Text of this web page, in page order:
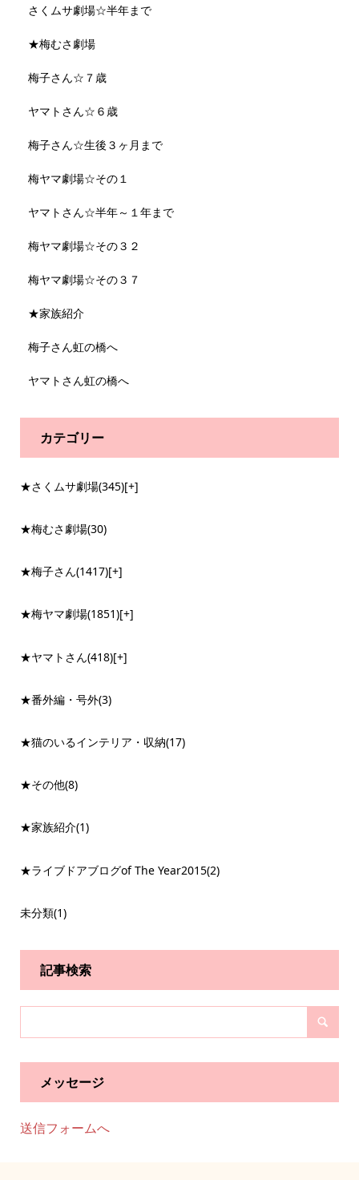
さくムサ劇場☆半年まで
★梅むさ劇場
梅子さん☆７歳
ヤマトさん☆６歳
梅子さん☆生後３ヶ月まで
梅ヤマ劇場☆その１
ヤマトさん☆半年～１年まで
梅ヤマ劇場☆その３２
梅ヤマ劇場☆その３７
★家族紹介
梅子さん虹の橋へ
ヤマトさん虹の橋へ
カテゴリー
★さくムサ劇場(345)[+]
★梅むさ劇場(30)
★梅子さん(1417)[+]
★梅ヤマ劇場(1851)[+]
★ヤマトさん(418)[+]
★番外編・号外(3)
★猫のいるインテリア・収納(17)
★その他(8)
★家族紹介(1)
★ライブドアブログof The Year2015(2)
未分類(1)
記事検索
メッセージ
送信フォームへ